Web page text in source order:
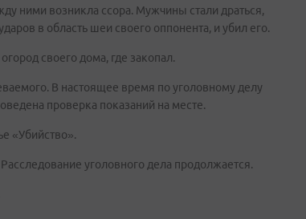
ними возникла ссора. Мужчины стали драться,
в область шеи своего оппонента, и убил его.
своего дома, где закопал.
В настоящее время по уголовному делу
проверка показаний на месте.
«Убийство».
уголовного дела продолжается.